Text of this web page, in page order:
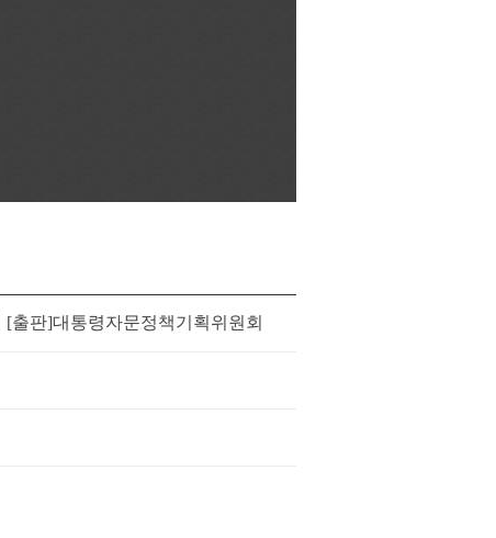
출판]대통령자문정책기획위원회